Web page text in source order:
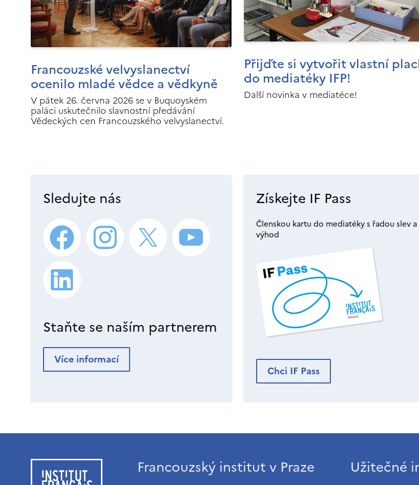
Francouzské velvyslanectví
ocenilo mladé vědce a vědkyně
V pátek 26. června 2026 se v Buquoyském
paláci uskutečnilo slavnostní předávání
Vědeckých cen Francouzského velvyslanectví.
Přijďte si vytvořit vlastní
do mediatéky IFP!
Další novinka v mediatéce!
Sledujte nás
Staňte se naším partnerem
Více informací
Získejte IF Pass
Členskou kartu do mediatéky s řadou slev a
výhod
Chci IF Pass
Francouzský institut v Praze Užitečné